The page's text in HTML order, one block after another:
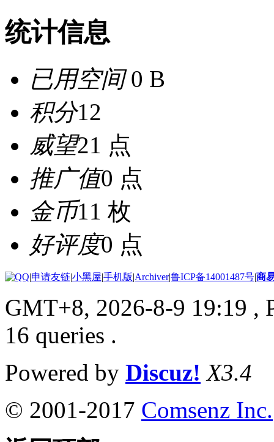
统计信息
已用空间0 B
积分12
威望21 点
推广值0 点
金币11 枚
好评度0 点
|申请友链|小黑屋|手机版|Archiver|鲁ICP备14001487号|商
GMT+8, 2026-8-9 19:19 ,
16 queries .
Powered by Discuz! X3.4
© 2001-2017 Comsenz Inc.